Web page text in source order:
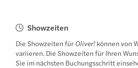
Showzeiten
Die Showzeiten für Oliver!können von
variieren. Die Showzeiten für Ihren
Sie im nächsten Buchungsschritt